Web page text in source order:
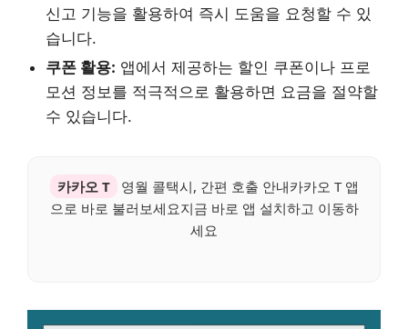
신고 기능을 활용하여 즉시 도움을 요청할 수 있
습니다.
쿠폰 활용: 앱에서 제공하는 할인 쿠폰이나 프로
모션 정보를 적극적으로 활용하면 요금을 절약할
수 있습니다.
카카오 T
영월 콜택시, 간편 호출 안내카카오 T 앱
으로 바로 불러보세요지금 바로 앱 설치하고 이동하
세요